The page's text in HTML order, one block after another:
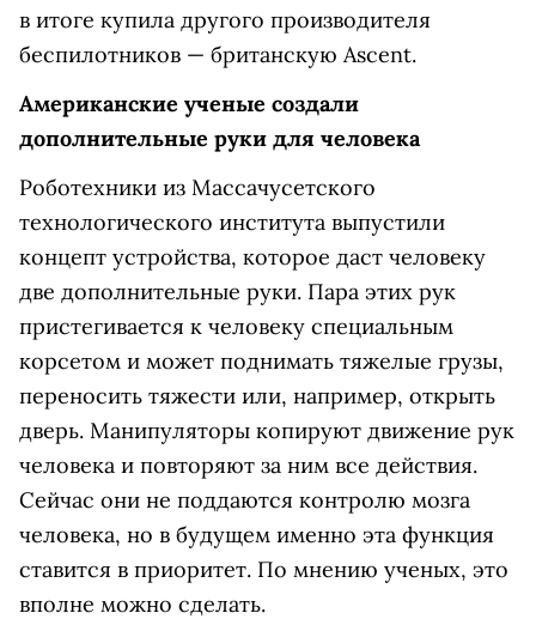
в итоге купила другого производителя
беспилотников — британскую Ascent.
Американские ученые создали
дополнительные руки для человека
Роботехники из Массачусетского
технологического института выпустили
концепт устройства, которое даст человеку
две дополнительные руки. Пара этих рук
пристегивается к человеку специальным
корсетом и может поднимать тяжелые грузы,
переносить тяжести или, например, открыть
дверь. Манипуляторы копируют движение рук
человека и повторяют за ним все действия.
Сейчас они не поддаются контролю мозга
человека, но в будущем именно эта функция
ставится в приоритет. По мнению ученых, это
вполне можно сделать.